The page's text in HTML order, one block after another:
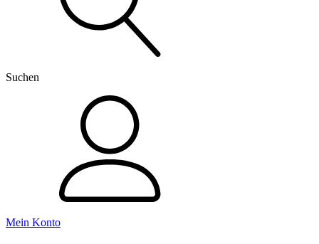
Suchen
Mein Konto